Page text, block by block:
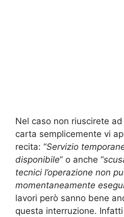
Nel caso non riuscirete
carta semplicemente vi
recita: “Servizio
disponibile” o anche “
tecnici l’operazione non
momentaneamente
lavori però sanno bene
questa interruzione.